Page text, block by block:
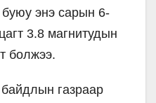
буюу энэ сарын 6-
3.8 магнитудын
болжээ.
газраар